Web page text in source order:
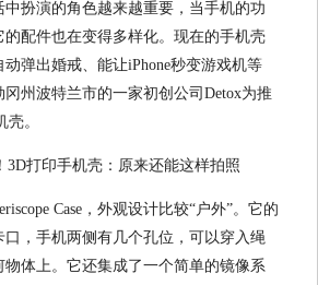
扮演的角色越来越重要，当手机的功
配件也在变得多样化。现在的手机壳
弹出婚戒、能让iPhone秒变游戏机等
州波特兰市的一家初创公司Detox为推
。
Case，外观设计比较“户外”。它的
，手机两侧有几个孔位，可以穿入绳
体上。它还集成了一个简单的镜像系